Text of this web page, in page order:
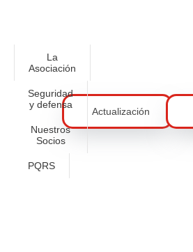
La
Asociación
Seguridad
y defensa
Nuestros
Socios
PQRS
Actualización